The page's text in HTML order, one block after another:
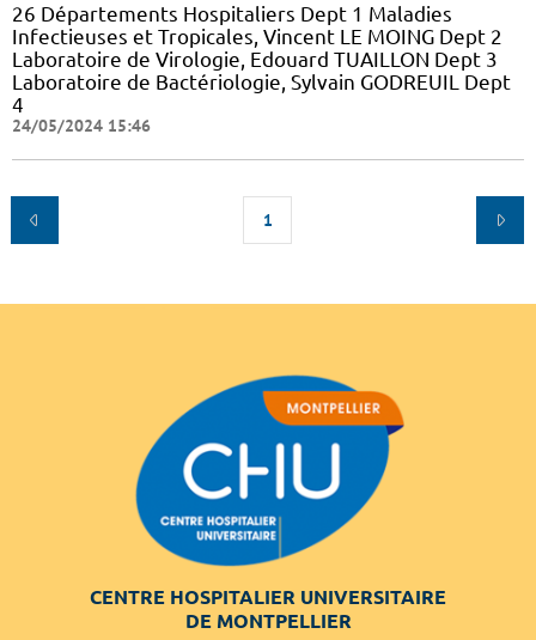
26 Départements Hospitaliers Dept 1 Maladies
Infectieuses et Tropicales, Vincent LE MOING Dept 2
Laboratoire de Virologie, Edouard TUAILLON Dept 3
Laboratoire de Bactériologie, Sylvain GODREUIL Dept
4
24/05/2024 15:46
1
CENTRE HOSPITALIER UNIVERSITAIRE
DE MONTPELLIER